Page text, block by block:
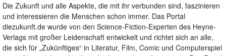
Die Zukunft und alle Aspekte, die mit ihr verbunden sind, faszinieren
und interessieren die Menschen schon immer. Das Portal
diezukunft.de wurde von den Science-Fiction-Experten des Heyne-
Verlags mit großer Leidenschaft entwickelt und richtet sich an alle,
die sich für „Zukünftiges“ in Literatur, Film, Comic und Computerspiel